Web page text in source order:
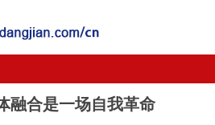
党建 企业党建
融合是一场自我革命